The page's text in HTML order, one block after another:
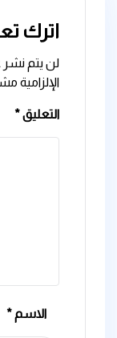
اترك
لن يتم نشر
الإلزامية
التعليق*
الاسم *